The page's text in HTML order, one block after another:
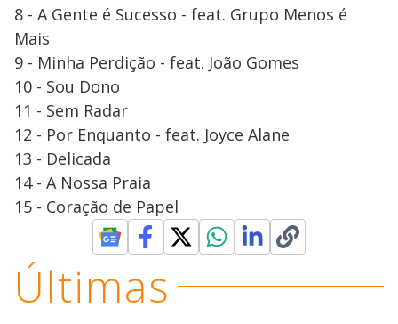
8 - A Gente é Sucesso - feat. Grupo Menos é
Mais
9 - Minha Perdição - feat. João Gomes
10 - Sou Dono
11 - Sem Radar
12 - Por Enquanto - feat. Joyce Alane
13 - Delicada
14 - A Nossa Praia
15 - Coração de Papel
Últimas